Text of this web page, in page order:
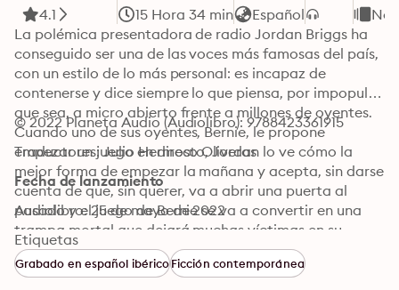
4.1 15 Hora 34 min Español
La polémica presentadora de radio Jordan Briggs ha
conseguido ser una de las voces más famosas del país,
con un estilo de lo más personal: es incapaz de
contenerse y dice siempre lo que piensa, por impopular
que sea, a micro abierto frente a millones de oyentes.
Cuando uno de sus oyentes, Bernie, le propone
empezar un juego en directo, Jordan lo ve cómo la
mejor forma de empezar la mañana y acepta, sin darse
cuenta de que, sin querer, va a abrir una puerta al
pasado y el juego de Bernie se va a convertir en una
trampa mortal que dejará muchas víctimas en su
camino.
Está claro que Bernie quiere venganza, y Jordan
© 2022 Planeta Audio (Audiolibro): 9788423361915
Traductores: Julio Hermoso Oliveras
Fecha de lanzamiento
Audiolibro: 25 de mayo de 2022
Etiquetas
Grabado en español ibéricoFicción contemporánea